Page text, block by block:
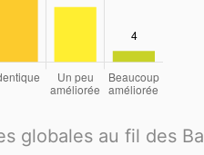
globales au fil des